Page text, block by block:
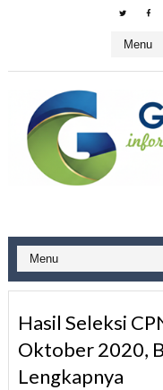
Hasil Seleksi
Oktober 2020,
Lengkapnya